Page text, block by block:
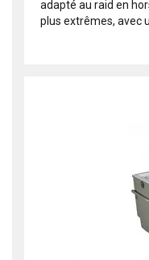
adapté au raid en
plus extrêmes, avec